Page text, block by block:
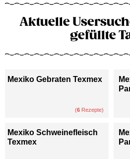
Aktuelle
gefüllte
Mexiko Gebraten Texmex
(6 Rezepte)
Mexiko Schweinefleisch
Texmex